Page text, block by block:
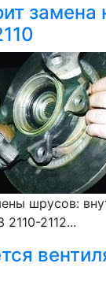
замена
шрусов:
2112...